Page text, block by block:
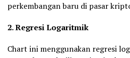
perkembangan baru di pasar
2. Regresi Logaritmik
Chart ini menggunakan regresi